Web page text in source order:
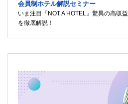
会員制ホテル解説セミナー
いま注目『NOT A HOTEL』驚異の高収
を徹底解説！